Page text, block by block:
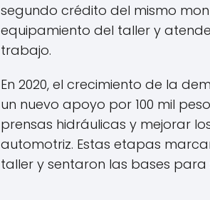
segundo crédito del mismo
equipamiento del taller y
trabajo.
En 2020, el crecimiento de la
un nuevo apoyo por 100 mil
prensas hidráulicas y mejorar
automotriz. Estas etapas
taller y sentaron las bases